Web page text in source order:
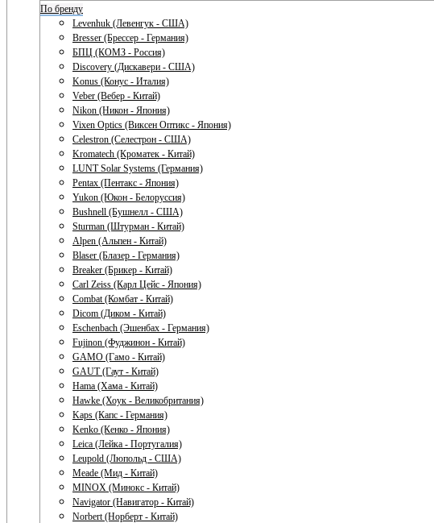
По бренду
Levenhuk (Левенгук - США)
Bresser (Брессер - Германия)
БПЦ (КОМЗ - Россия)
Discovery (Дискавери - США)
Konus (Конус - Италия)
Veber (Вебер - Китай)
Nikon (Никон - Япония)
Vixen Optics (Виксен Оптикс - Япония)
Celestron (Селестрон - США)
Kromatech (Кроматек - Китай)
LUNT Solar Systems (Германия)
Pentax (Пентакс - Япония)
Yukon (Юкон - Белоруссия)
Bushnell (Бушнелл - США)
Sturman (Штурман - Китай)
Alpen (Альпен - Китай)
Blaser (Блазер - Германия)
Breaker (Брикер - Китай)
Carl Zeiss (Карл Цейс - Япония)
Combat (Комбат - Китай)
Dicom (Диком - Китай)
Eschenbach (Эшенбах - Германия)
Fujinon (Фуджинон - Китай)
GAMO (Гамо - Китай)
GAUT (Гаут - Китай)
Hama (Хама - Китай)
Hawke (Хоук - Великобритания)
Kaps (Капс - Германия)
Kenko (Кенко - Япония)
Leica (Лейка - Португалия)
Leupold (Люпольд - США)
Meade (Мид - Китай)
MINOX (Минокс - Китай)
Navigator (Навигатор - Китай)
Norbert (Норберт - Китай)